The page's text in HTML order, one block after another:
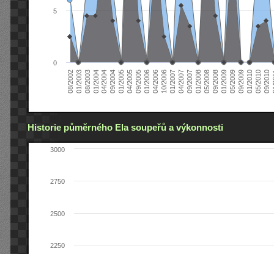
08/200201/200308/200301/200404/200409/200401/200504/200509/200501/200604/200610/200601/200704/200709/200701/200805/200809/200801/200905/200909/200901/201005/201009/2010
0
5
Historie půměrného Ela soupeřů a výkonnosti
2250
2500
2750
3000